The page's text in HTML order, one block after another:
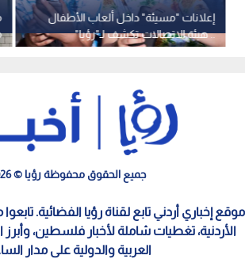
إعلانات "مسيئة" داخل ألعاب الأطفال
.. هيئة الاتصالات تكشف لـ"رؤيا"
الحلول وثغرات "المنع المطلق" -فيديو
جميع الحقوق محفوظة رؤيا © 2026
موقع إخباري أردني تابع لقناة رؤيا الفضائية. تابعوا
الأردنية، تغطيات شاملة لأخبار فلسطين، وأبرز
العربية والدولية على مدار